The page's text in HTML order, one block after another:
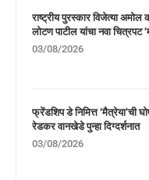
राष्ट्रीय पुरस्कार विजेत्या अमोल
लोटण पाटील यांचा नवा चित्रपट
03/08/2026
फ्रेंडशिप डे निमित्त ‘मैत्रेया’ची
रेडकर वानखेडे पुन्हा दिग्दर्शनात
03/08/2026